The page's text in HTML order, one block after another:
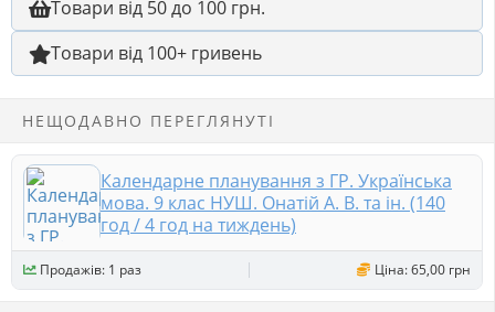
Товари від 50 до 100 грн.
Товари від 100+ гривень
НЕЩОДАВНО ПЕРЕГЛЯНУТІ
Календарне планування з ГР. Українська
мова. 9 клас НУШ. Онатій А. В. та ін. (140
год / 4 год на тиждень)
Продажів: 1 раз Ціна: 65,00 грн